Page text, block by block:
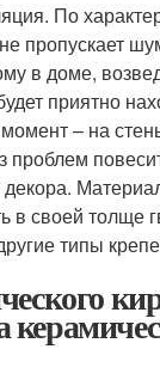
По
пропускает
в доме,
приятно
– на
проблем
в своей толще
типы